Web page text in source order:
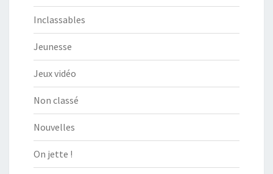
Inclassables
Jeunesse
Jeux vidéo
Non classé
Nouvelles
On jette !